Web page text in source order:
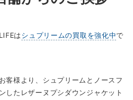
はシュプリームの買取を強化中で
客様より、シュプリームとノースフ
したレザーヌプシダウンジャケット